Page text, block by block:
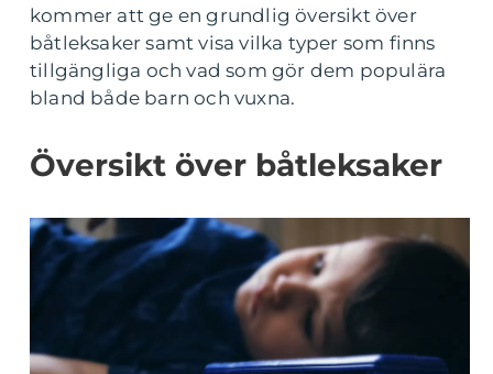
kommer att ge en grundlig översikt över
båtleksaker samt visa vilka typer som finns
tillgängliga och vad som gör dem populära
bland både barn och vuxna.
Översikt över båtleksaker